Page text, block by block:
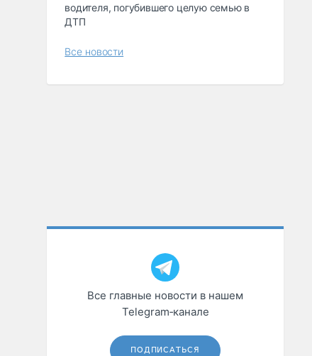
водителя, погубившего целую семью в
ДТП
Все новости
Все главные новости в нашем
Telegram‑канале
ПОДПИСАТЬСЯ